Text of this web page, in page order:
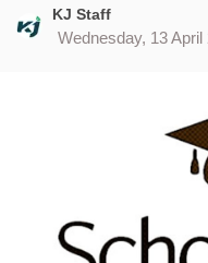
KJ Staff
Wednesday, 13 April